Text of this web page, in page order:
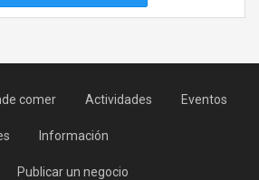
comer Actividades Eventos
Información
Publicar un negocio